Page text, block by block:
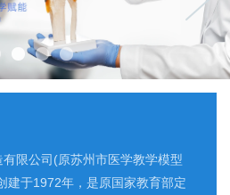
限公司(原苏州市医学教学模型
建于1972年，是原国家教育部定